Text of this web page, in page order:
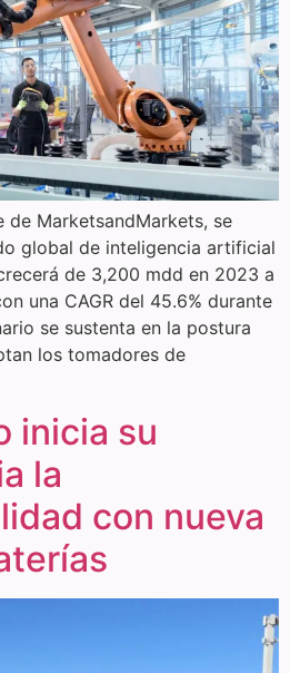
de MarketsandMarkets, se
global de inteligencia artificial
de 3,200 mdd en 2023 a
una CAGR del 45.6% durante
se sustenta en la postura
los tomadores de
inicia su
la
con nueva